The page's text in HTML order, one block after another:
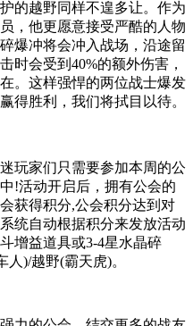
的越野同样不遑多让。作为
，他更愿意接受严酷的人物
爆冲将会冲入战场，沿途留
时会受到40%的额外伤害，
。这样强悍的两位战士爆发
得胜利，我们将拭目以待。
玩家们只需要参加本周的公
!活动开启后，拥有公会的
获得积分,公会积分达到对
统自动根据积分来发放活动
增益道具或3-4星水晶碎
人)/越野(霸天虎)。